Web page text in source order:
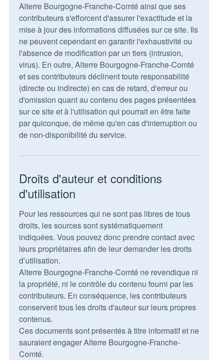
Alterre Bourgogne-Franche-Comté ainsi que ses
contributeurs s'efforcent d'assurer l'exactitude et la
mise à jour des informations diffusées sur ce site. Ils
ne peuvent cependant en garantir l'exhaustivité ou
l'absence de modification par un tiers (intrusion,
virus). En outre, Alterre Bourgogne-Franche-Comté
et ses contributeurs déclinent toute responsabilité
(directe ou indirecte) en cas de retard, d'erreur ou
d'omission quant au contenu des pages présentées
sur ce site et à l'utilisation qui pourrait en être faite
par quiconque, de même qu'en cas d'interruption ou
de non-disponibilité du service.
Droits d'auteur et conditions
d'utilisation
Pour les ressources qui ne sont pas libres de tous
droits, les sources sont systématiquement
indiquées. Vous pouvez donc prendre contact avec
leurs propriétaires afin de leur demander les droits
d’utilisation.
Alterre Bourgogne-Franche-Comté ne revendique ni
la propriété, ni le contrôle du contenu fourni par les
contributeurs. En conséquence, les contributeurs
conservent tous les droits d'auteur sur leurs propres
contenus.
Ces documents sont présentés à titre informatif et ne
sauraient engager Alterre Bourgogne-Franche-
Comté.